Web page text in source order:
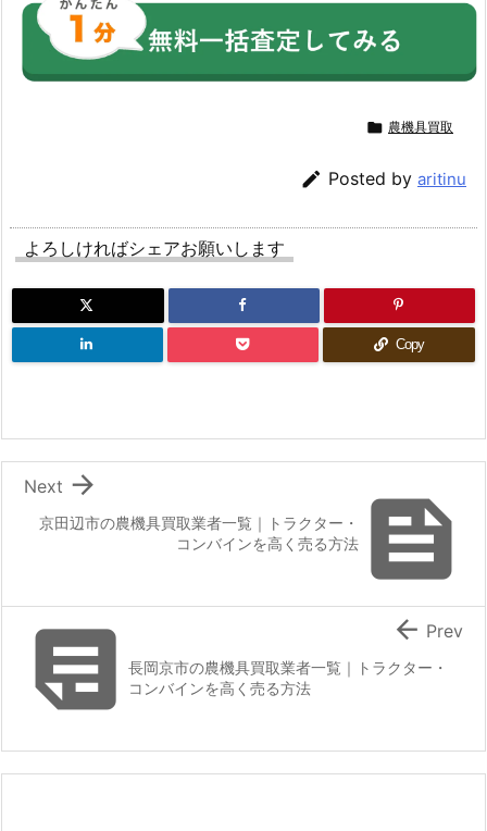
 農機具買取
 Posted by aritinu
よろしければシェアお願いします
Copy

京田辺市の農機具買取業者一覧｜トラクター・
コンバインを高く売る方法

Next
長岡京市の農機具買取業者一覧｜トラクター・
コンバインを高く売る方法
 Prev